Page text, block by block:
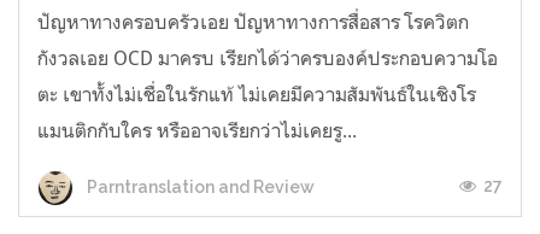
ปัญหาทางครอบครัวเอย ปัญหาทางการสื่อสาร โรควิตก
กังวลเอย OCD มาครบ เรียกได้ว่าครบองค์ประกอบความโอ
ตะ เขาทั้งไม่เชื่อในรักแท้ ไม่เคยมีความสัมพันธ์ในเชิงโร
แมนติกกับใคร หรืออาจเรียกว่าไม่เคยรู...
Parntranslation and Review 27